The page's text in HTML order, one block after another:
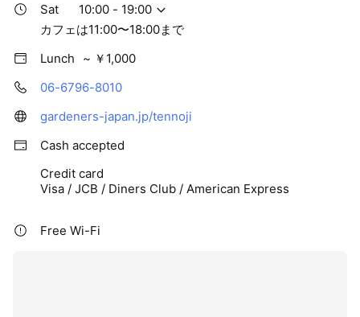
Sat
10:00 - 19:00
カフェは11:00〜18:00まで
Lunch
~ ￥1,000
06-6796-8010
gardeners-japan.jp/tennoji
Cash accepted
Credit card
Visa / JCB / Diners Club / American Express
Free Wi-Fi